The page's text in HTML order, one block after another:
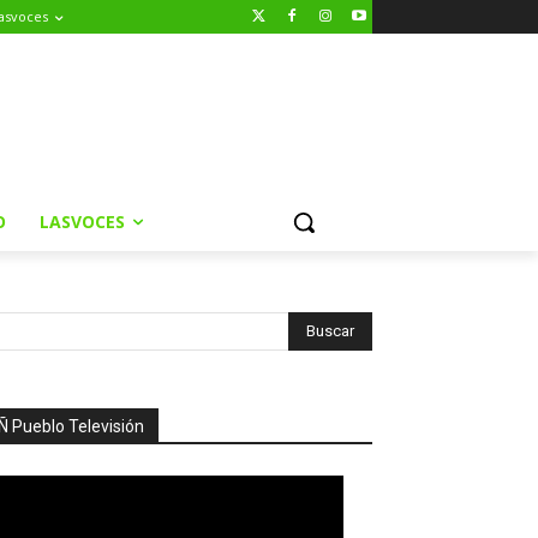
LASVOCES
Ñ Pueblo Televisión